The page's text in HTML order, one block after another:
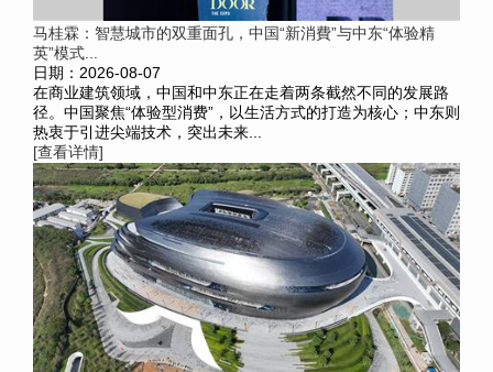
马桂霖：智慧城市的双重面孔，中国“新消費”与中东“体验精
英”模式...
日期：2026-08-07
在商业建筑领域，中国和中东正在走着两条截然不同的发展路
径。中国聚焦“体验型消费”，以生活方式的打造为核心；中东则
热衷于引进尖端技术，突出未来...
[查看详情]